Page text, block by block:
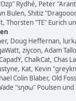
Rydhé, Peter
Bulen, Shitiz
Thorsten "TE" Eurich
Doug Heffernan,
ziycon, Adam
ChalkCat, Chas
Kat, Kevin
Colin Blaber, Old
"sησω" Poulsen und